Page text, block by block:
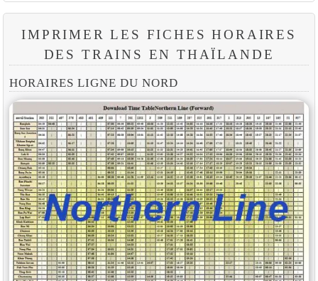
IMPRIMER LES FICHES HORAIRES
DES TRAINS EN THAÏLANDE
HORAIRES LIGNE DU NORD